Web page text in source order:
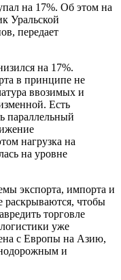
на 17%. Об этом на
Уральской
передает
на 17%.
в принципе не
ввозимых и
Есть
параллельный
нагрузка на
на уровне
экспорта, импорта и
раскрываются, чтобы
торговле
уже
с Европы на Азию,
и